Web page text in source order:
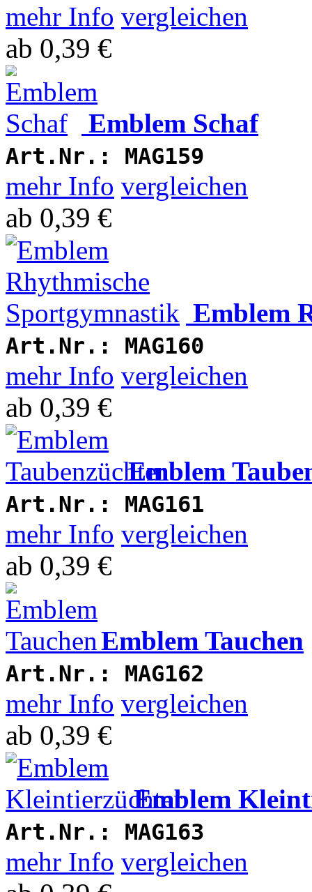
mehr Info vergleichen
ab 0,39 €
Emblem Schaf
Art.Nr.: MAG159
mehr Info vergleichen
ab 0,39 €
Emblem
Art.Nr.: MAG160
mehr Info vergleichen
ab 0,39 €
Emblem
Art.Nr.: MAG161
mehr Info vergleichen
ab 0,39 €
Emblem Tauchen
Art.Nr.: MAG162
mehr Info vergleichen
ab 0,39 €
Emblem
Art.Nr.: MAG163
mehr Info vergleichen